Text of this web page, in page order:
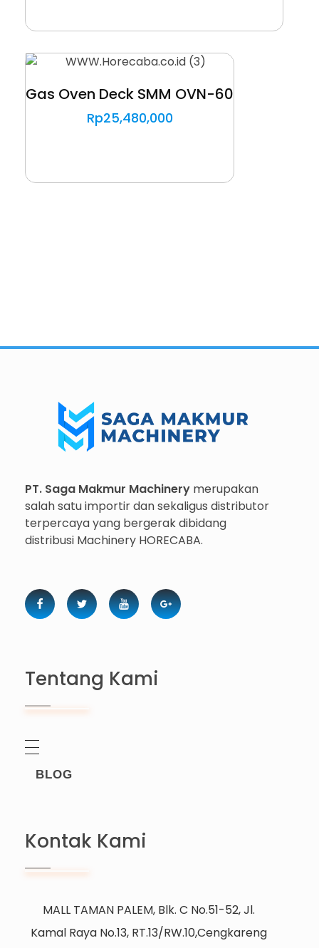
Gas Oven Deck SMM OVN-60
Rp25,480,000
PT. Saga Makmur Machinery merupakan
salah satu importir dan sekaligus distributor
terpercaya yang bergerak dibidang
distribusi Machinery HORECABA.
Tentang Kami
BLOG
Kontak Kami
MALL TAMAN PALEM, Blk. C No.51-52, Jl.
Kamal Raya No.13, RT.13/RW.10,Cengkareng